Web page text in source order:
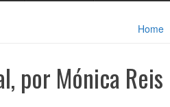
Home
por Mónica Reis